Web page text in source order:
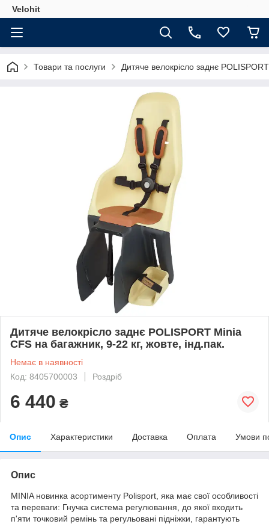
Velohit
Товари та послуги Дитяче велокрісло заднє
Дитяче велокрісло заднє POLISPORT Minia
CFS на багажник, 9-22 кг, жовте, інд.пак.
Немає в наявності
Код: 8405700003
Роздріб
6 440 ₴
Опис Характеристики Доставка Оплата Умови
Опис
MINIA новинка асортименту Polisport, яка має свої особливості
та переваги: Гнучка система регулювання, до якої входить
п'яти точковий ремінь та регульовані підніжки, гарантують